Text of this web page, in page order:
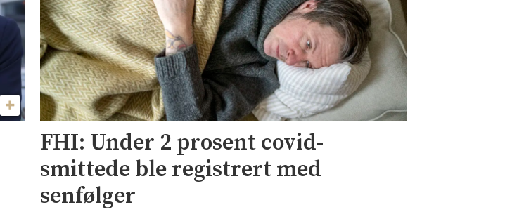
FHI: Under 2 prosent covid-
smittede ble registrert med
senfølger